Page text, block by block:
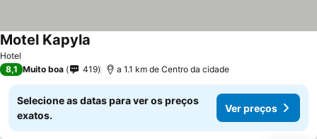
Hotel
Motel Kapyla
8,1 Muito boa 419 a 1.1 km de Centro da cidade
Selecione as datas para ver os preços
exatos.
Ver preços